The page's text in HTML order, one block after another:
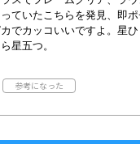
ていたこちらを発見、即
でカッコいいですよ。星
星五つ。